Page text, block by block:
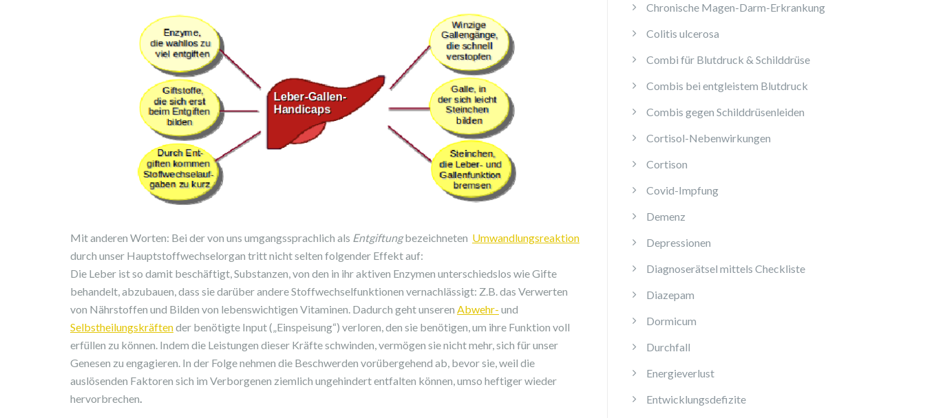
Mit anderen Worten: Bei der von uns umgangssprachlich als Entgiftungbezeichneten Umwandlungsreaktion
durch unser Hauptstoffwechselorgan tritt nicht selten folgender Effekt auf:
Die Leber ist so damit beschäftigt, Substanzen, von den in ihr aktiven Enzymen unterschiedslos wie Gifte
behandelt, abzubauen, dass sie darüber andere Stoffwechselfunktionen vernachlässigt: Z.B. das Verwerten
von Nährstoffen und Bilden von lebenswichtigen Vitaminen. Dadurch geht unseren Abwehr- und
Selbstheilungskräftender benötigte Input („Einspeisung“) verloren, den sie benötigen, um ihre Funktion voll
erfüllen zu können. Indem die Leistungen dieser Kräfte schwinden, vermögen sie nicht mehr, sich für unser
Genesen zu engagieren. In der Folge nehmen die Beschwerden vorübergehend ab, bevor sie, weil die
auslösenden Faktoren sich im Verborgenen ziemlich ungehindert entfalten können, umso heftiger wieder
hervorbrechen.
Chronische Magen-Darm-Erkrankung
Colitis ulcerosa
Combi für Blutdruck & Schilddrüse
Combis bei entgleistem Blutdruck
Combis gegen Schilddrüsenleiden
Cortisol-Nebenwirkungen
Cortison
Covid-Impfung
Demenz
Depressionen
Diagnoserätsel mittels Checkliste
Diazepam
Dormicum
Durchfall
Energieverlust
Entwicklungsdefizite